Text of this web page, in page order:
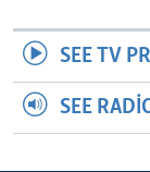
SEE TV
SEE